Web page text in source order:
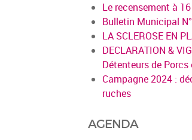
Le recensement à
Bulletin Municipal
LA SCLEROSE EN
DECLARATION &
Détenteurs de Porcs
Campagne 2024 :
ruches
AGENDA